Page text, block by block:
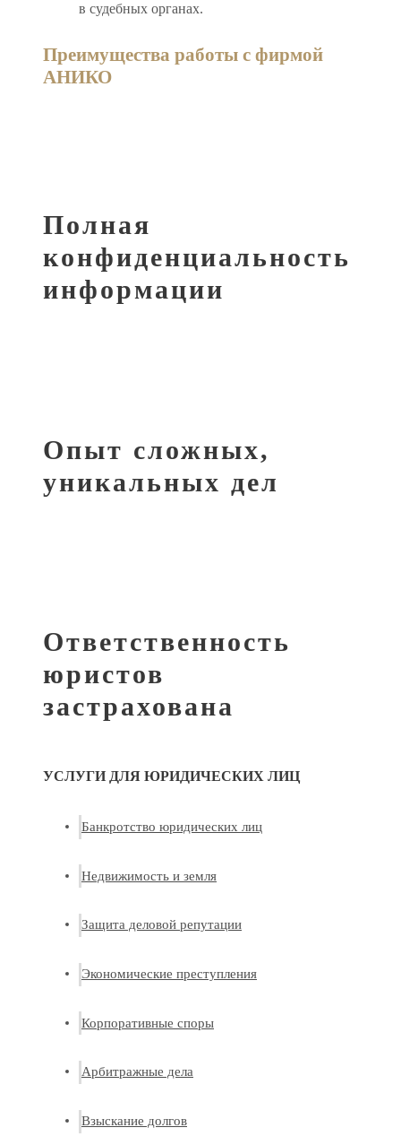
в судебных органах.
Преимущества работы с фирмой
АНИКО
Полная
конфиденциальность
информации
Опыт сложных,
уникальных дел
Ответственность
юристов
застрахована
УСЛУГИ ДЛЯ ЮРИДИЧЕСКИХ ЛИЦ
Банкротство юридических лиц
Недвижимость и земля
Защита деловой репутации
Экономические преступления
Корпоративные споры
Арбитражные дела
Взыскание долгов